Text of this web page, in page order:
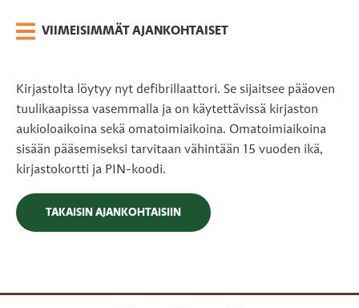
VIIMEISIMMÄT AJANKOHTAISET
Kirjastolta löytyy nyt defibrillaattori. Se sijaitsee pääoven
tuulikaapissa vasemmalla ja on käytettävissä kirjaston
aukioloaikoina sekä omatoimiaikoina. Omatoimiaikoina
sisään pääsemiseksi tarvitaan vähintään 15 vuoden ikä,
kirjastokortti ja PIN-koodi.
TAKAISIN AJANKOHTAISIIN